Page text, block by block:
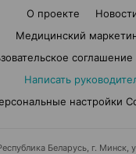
О проекте
Медицинский
соглашение
Написать
настройки
Беларусь, г. Минск,